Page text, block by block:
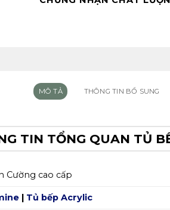
MÔ TẢ THÔNG TIN BỔ SUNG
TIN TỔNG QUAN TỦ
Cường cao cấp
Tủ bếp Acrylic